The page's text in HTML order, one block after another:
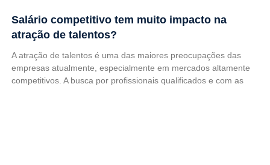
Salário competitivo tem muito impacto na
atração de talentos?
A atração de talentos é uma das maiores preocupações das
empresas atualmente, especialmente em mercados altamente
competitivos. A busca por profissionais qualificados e com as